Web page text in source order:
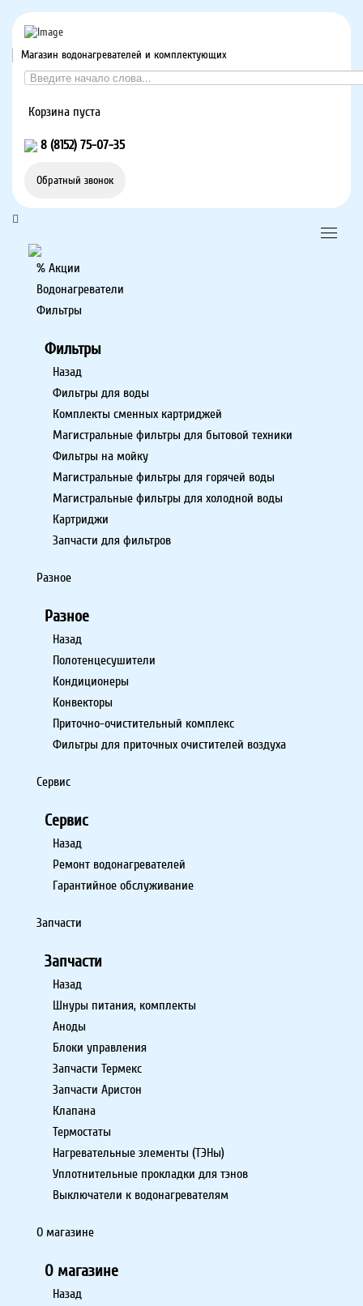
Магазин водонагревателей и комплектующих
Корзина пуста
8 (8152) 75-07-35
Обратный звонок
% Акции
Водонагреватели
Фильтры
Фильтры
Назад
Фильтры для воды
Комплекты сменных картриджей
Магистральные фильтры для бытовой техники
Фильтры на мойку
Магистральные фильтры для горячей воды
Магистральные фильтры для холодной воды
Картриджи
Запчасти для фильтров
Разное
Разное
Назад
Полотенцесушители
Кондиционеры
Конвекторы
Приточно-очистительный комплекс
Фильтры для приточных очистителей воздуха
Сервис
Сервис
Назад
Ремонт водонагревателей
Гарантийное обслуживание
Запчасти
Запчасти
Назад
Шнуры питания, комплекты
Аноды
Блоки управления
Запчасти Термекс
Запчасти Аристон
Клапана
Термостаты
Нагревательные элементы (ТЭНы)
Уплотнительные прокладки для тэнов
Выключатели к водонагревателям
О магазине
О магазине
Назад